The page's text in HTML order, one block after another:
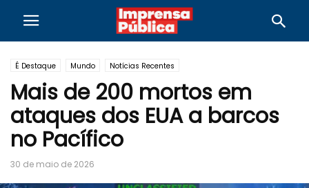
É Destaque Mundo Notícias Recentes
Mais de 200 mortos em
ataques dos EUA a barcos
no Pacífico
30 de maio de 2026